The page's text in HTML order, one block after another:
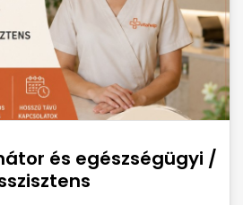
és egészségügyi /